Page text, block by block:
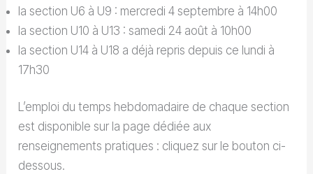
la section U6 à U9 : mercredi 4 septembre à 14h00
la section U10 à U13 : samedi 24 août à 10h00
la section U14 à U18 a déjà repris depuis ce lundi à
17h30
L’emploi du temps hebdomadaire de chaque section
est disponible sur la page dédiée aux
renseignements pratiques : cliquez sur le bouton ci-
dessous.